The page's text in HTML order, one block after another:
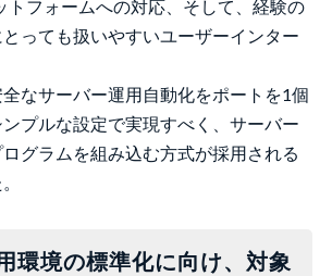
トフォームへの対応、そして、経験の
っても扱いやすいユーザーインター
なサーバー運用自動化をポートを1個
プルな設定で実現すべく、サーバー
グラムを組み込む方式が採用される
環境の標準化に向け、対象